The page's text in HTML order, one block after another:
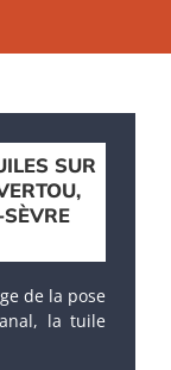
SUR
de la pose
la tuile